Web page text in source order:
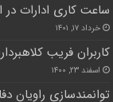
ساعت کاری ادارات در
خرداد ۱۷, ۱۴۰۱
کاربران فریب
اسفند ۲۳, ۱۴۰۰
توانمندسازی